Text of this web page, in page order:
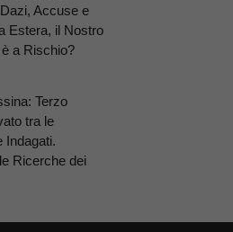
Accuse e
Estera, il Nostro
è a Rischio?
Terzo
tra le
Indagati.
Ricerche dei